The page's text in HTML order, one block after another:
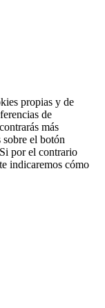
propias y de
de
más
el botón
por el contrario
indicaremos cómo